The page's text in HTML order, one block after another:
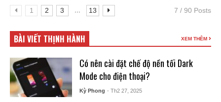
1 2 3 13 7 / 90 Posts
BÀI VIẾT THỊNH HÀNH XEM THÊM
Có nên cài đặt chế độ nền tối Dark
Mode cho điện thoại?
Kỳ Phong - Th2 27, 2025